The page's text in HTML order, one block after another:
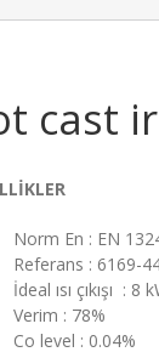
cast
Norm En : EN
Referans : 6169-
İdeal ısı çıkışı : 8
Verim : 78%
Co level : 0.04%